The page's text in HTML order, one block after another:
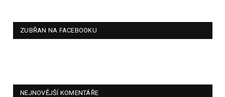
ZUBŘAN NA FACEBOOKU
NEJNOVĚJŠÍ KOMENTÁŘE